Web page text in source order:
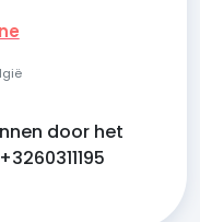
door het